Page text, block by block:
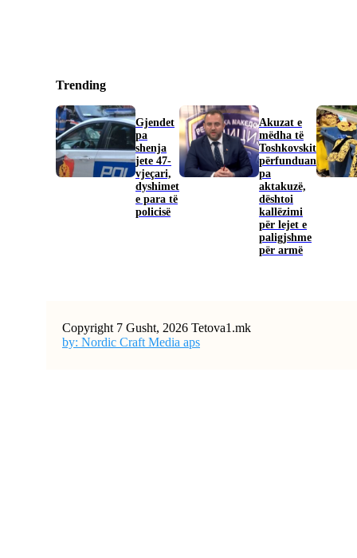
Trending
Gjendet
pa
shenja
jete 47-
vjeçari,
dyshimet
e para të
policisë
Akuzat e
mëdha të
Toshkovskit
përfunduan
pa
aktakuzë,
dështoi
kallëzimi
për lejet e
paligjshme
për armë
Copyright 7 Gusht, 2026 Tetova1.mk
by: Nordic Craft Media aps